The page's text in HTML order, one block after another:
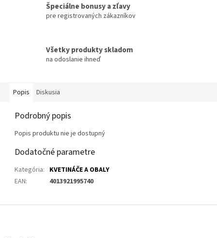
Špeciálne bonusy a zľavy
pre registrovaných zákazníkov
Všetky produkty skladom
na odoslanie ihneď
Popis Diskusia
Podrobný popis
Popis produktu nie je dostupný
Dodatočné parametre
Kategória: KVETINÁČE A OBALY
EAN: 4013921995740
Z